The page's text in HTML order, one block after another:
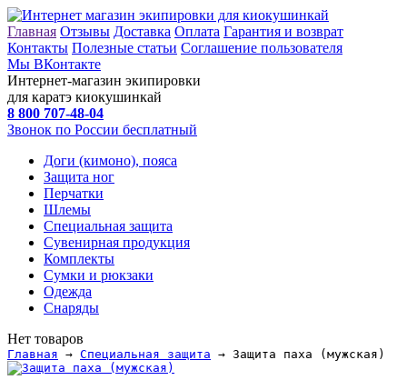
Главная Отзывы Доставка Оплата Гарантия и возврат
Контакты Полезные статьи Соглашение пользователя
Мы ВКонтакте
Интернет-магазин экипировки
для каратэ киокушинкай
8 800 707-48-04
Звонок по России бесплатный
Доги (кимоно), пояса
Защита ног
Перчатки
Шлемы
Специальная защита
Сувенирная продукция
Комплекты
Сумки и рюкзаки
Одежда
Снаряды
Нет товаров
Главная → Специальная защита → Защита паха (мужская)